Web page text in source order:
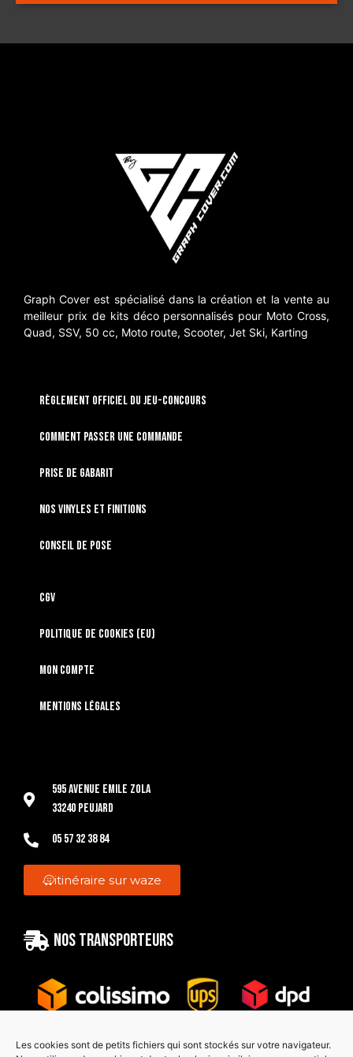
Les cookies sont de petits fichiers qui sont stockés sur votre navigateur.
Graph Cover est spécialisé dans la création et la vente au
meilleur prix de kits déco personnalisés pour Moto Cross,
Quad, SSV, 50 cc, Moto route, Scooter, Jet Ski, Karting
RÈGLEMENT OFFICIEL DU JEU-CONCOURS
Comment passer une commande
Prise de gabarit
Nos vinyles et finitions
Conseil de pose
CGV
Politique de cookies (EU)
Mon compte
Mentions légales
595 Avenue Emile Zola
33240 Peujard
05 57 32 38 84
itinéraire sur waze
Nos transporteurs